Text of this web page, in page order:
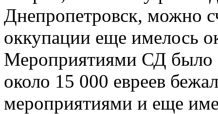
Днепропетровск, можно
оккупации еще имелось
Мероприятиями СД было
около 15 000 евреев
мероприятиями и еще